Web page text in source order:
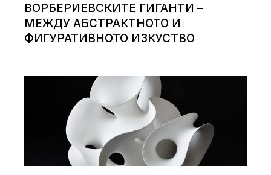
ВОРБЕРИЕВСКИТЕ ГИГАНТИ –
МЕЖДУ АБСТРАКТНОТО И
ФИГУРАТИВНОТО ИЗКУСТВО